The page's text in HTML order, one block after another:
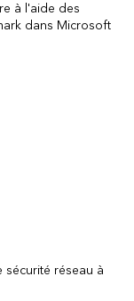
à l'aide des
dans Microsoft
sécurité réseau à